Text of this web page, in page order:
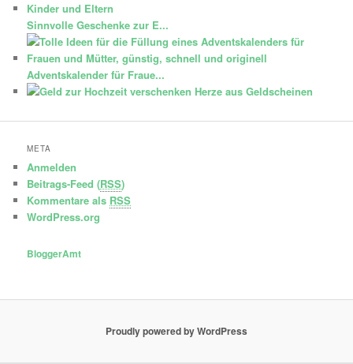
Sinnvolle Geschenke zur E...
Adventskalender für Fraue...
Herze aus Geldscheinen
META
Anmelden
Beitrags-Feed (RSS)
Kommentare als RSS
WordPress.org
BloggerAmt
Proudly powered by WordPress